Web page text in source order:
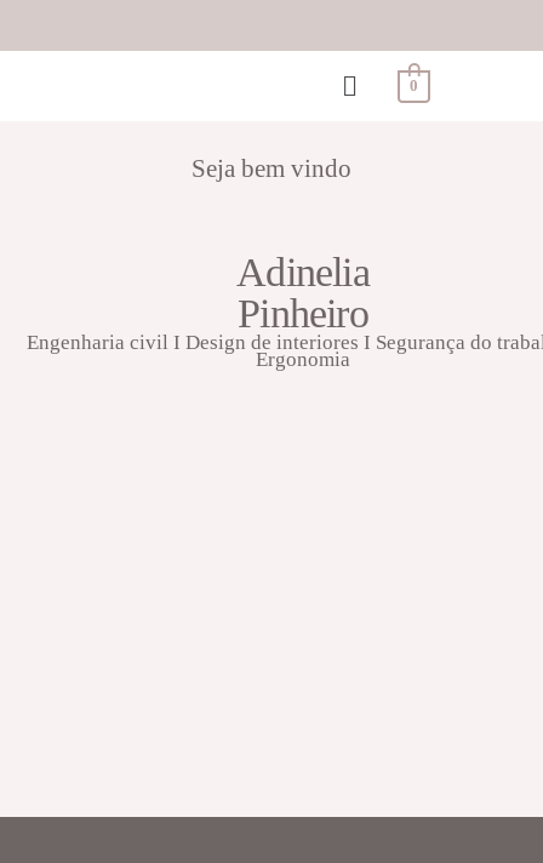
0
Seja bem vindo
Adinelia
Pinheiro
Engenharia civil I Design de interiores I Segurança do
Ergonomia